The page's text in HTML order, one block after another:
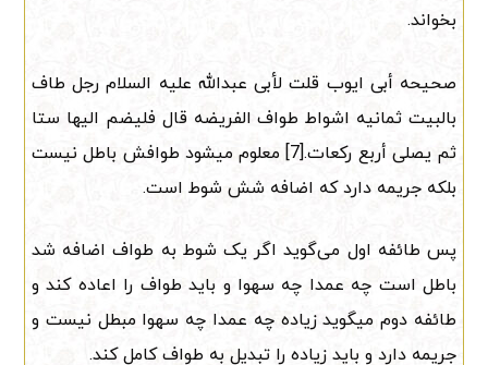
بخواند.
صحیحه أبی ایوب قلت لأبی عبدالله علیه السلام رجل طاف
بالبیت ثمانیه اشواط طواف الفریضه قال فلیضم الیها ستا
ثم یصلی أربع رکعات.[7] معلوم میشود طوافش باطل نیست
بلکه جریمه دارد که اضافه شش شوط است.
پس طائفه اول می‌گوید اگر یک شوط به طواف اضافه شد
باطل است چه عمدا چه سهوا و باید طواف را اعاده کند و
طائفه دوم میگوید زیاده چه عمدا چه سهوا مبطل نیست و
جریمه دارد و باید زیاده را تبدیل به طواف کامل کند.